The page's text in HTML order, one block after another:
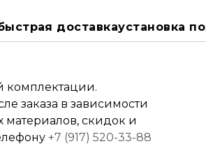
доставкаустановка
комплектации.
заказа в зависимости
материалов, скидок и
+7 (917) 520-33-88